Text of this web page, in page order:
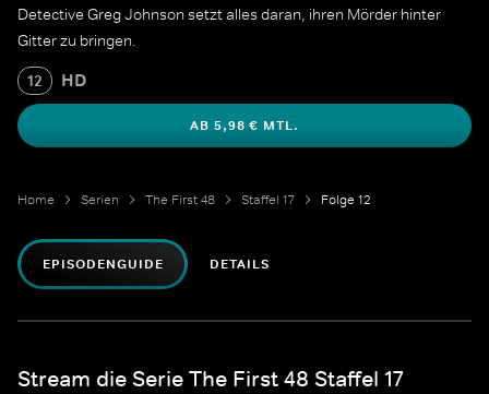
Detective Greg Johnson setzt alles daran, ihren Mörder hinter
Gitter zu bringen.
12 HD
AB 5,98 € MTL.
Home Serien The First 48 Staffel 17 Folge 12
EPISODENGUIDE DETAILS
Stream die Serie The First 48 Staffel 17